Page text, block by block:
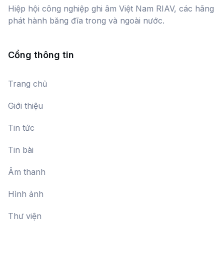
Minh
Hiệp hội công nghiệp ghi âm Việt Nam RIAV, các hãng
phát hành băng đĩa trong và ngoài nước.
Cổng thông tin
Trang chủ
Giới thiệu
Tin tức
Tin bài
Âm thanh
Hình ảnh
Thư viện